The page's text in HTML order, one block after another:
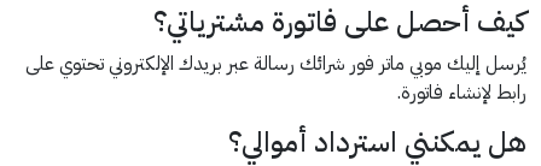
كيف أحصل على فاتورة مشترياتي؟
يُرسل إليك موبي ماتر فور شرائك رسالة عبر بريدك الإلكتروني تحتوي على
رابط لإنشاء فاتورة.
هل يمكنني استرداد أموالي؟